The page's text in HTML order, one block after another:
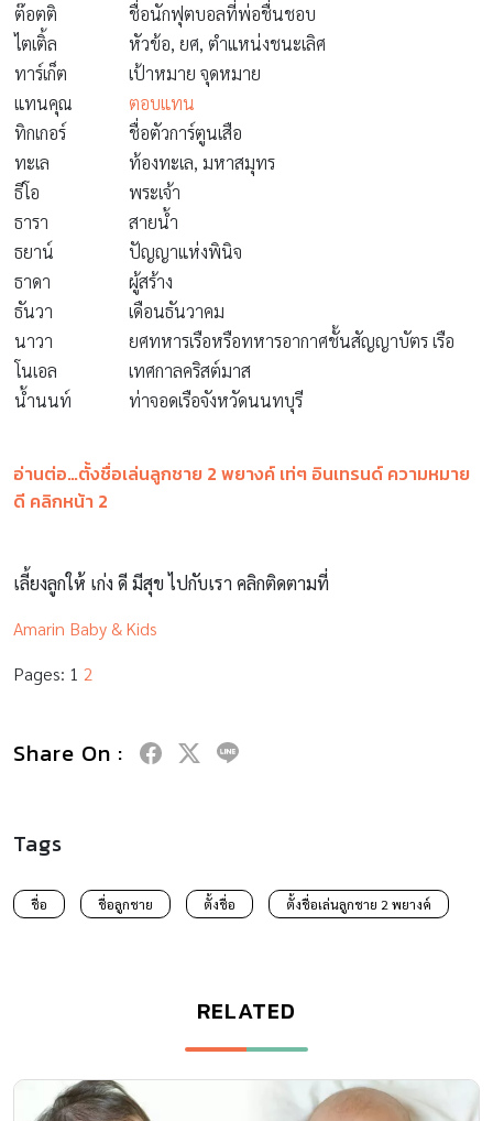
ต๊อตติ
ชื่อนักฟุตบอลที่พ่อชื่นชอบ
ไตเติ้ล
หัวข้อ, ยศ, ตำแหน่งชนะเลิศ
ทาร์เก็ต
เป้าหมาย จุดหมาย
แทนคุณ
ตอบแทน
ทิกเกอร์
ชื่อตัวการ์ตูนเสือ
ทะเล
ท้องทะเล, มหาสมุทร
ธีโอ
พระเจ้า
ธารา
สายน้ำ
ธยาน์
ปัญญาแห่งพินิจ
ธาดา
ผู้สร้าง
ธันวา
เดือนธันวาคม
นาวา
ยศทหารเรือหรือทหารอากาศชั้นสัญญาบัตร เรือ
โนเอล
เทศกาลคริสต์มาส
น้ำนนท์
ท่าจอดเรือจังหวัดนนทบุรี
อ่านต่อ…ตั้งชื่อเล่นลูกชาย 2 พยางค์ เท่ๆ อินเทรนด์ ความหมาย
ดี คลิกหน้า 2
เลี้ยงลูกให้ เก่ง ดี มีสุข ไปกับเรา คลิกติดตามที่
Amarin Baby & Kids
Pages: 1 2
Share On :
Tags
ชื่อ ชื่อลูกชาย ตั้งชื่อ ตั้งชื่อเล่นลูกชาย 2 พยางค์
RELATED